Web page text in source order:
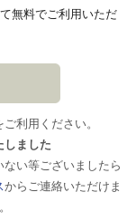
無料でご利用いただ
利用ください。
しました
い等ございましたら
からご連絡いただけま